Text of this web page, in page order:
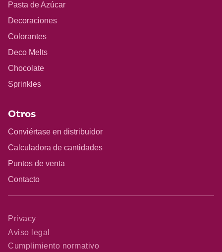
Pasta de Azúcar
Decoraciones
Colorantes
Deco Melts
Chocolate
Sprinkles
Otros
Conviértase en distribuidor
Calculadora de cantidades
Puntos de venta
Contacto
Privacy
Aviso legal
Cumplimiento normativo